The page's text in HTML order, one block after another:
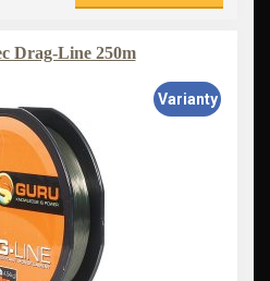
Drag-Line 250m
Varianty